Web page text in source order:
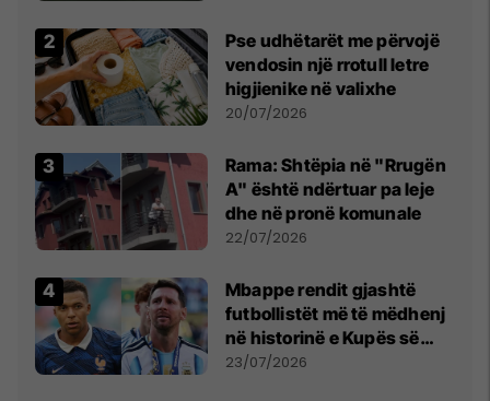
Pse udhëtarët me përvojë
vendosin një rrotull letre
higjienike në valixhe
20/07/2026
Rama: Shtëpia në "Rrugën
A" është ndërtuar pa leje
dhe në pronë komunale
22/07/2026
Mbappe rendit gjashtë
futbollistët më të mëdhenj
në historinë e Kupës së
Botës, Messi mbetet i dyti
23/07/2026